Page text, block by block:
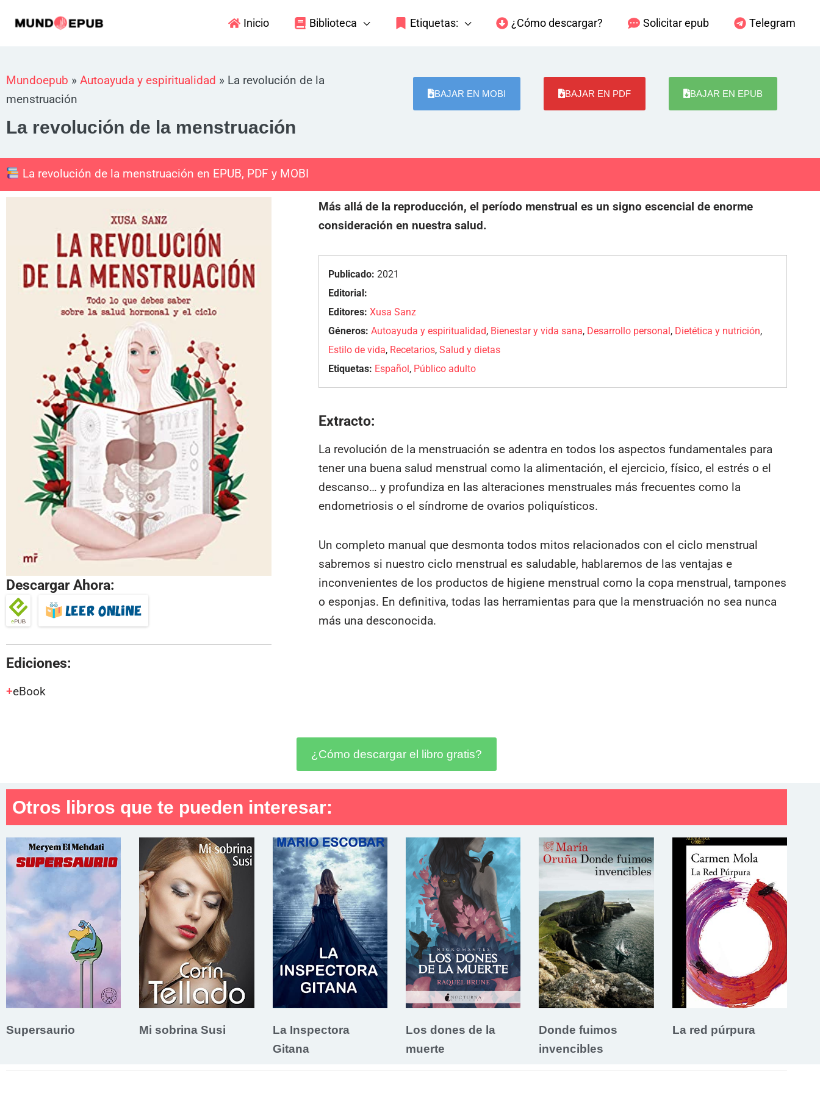
Inicio Biblioteca Etiquetas: ¿Cómo descargar? Solicitar epub Telegram
Mundoepub » Autoayuda y espiritualidad » La revolución de la
menstruación
La revolución de la menstruación
BAJAR EN MOBI BAJAR EN PDF BAJAR EN EPUB
La revolución de la menstruación en EPUB, PDF y MOBI
Descargar Ahora:
Ediciones:
eBook
Más allá de la reproducción, el período menstrual es un signo escencial de enorme
consideración en nuestra salud.
Publicado: 2021
Editorial:
Editores: Xusa Sanz
Géneros: Autoayuda y espiritualidad, Bienestar y vida sana, Desarrollo personal, Dietética y nutrición,
Estilo de vida, Recetarios,Salud y dietas
Etiquetas: Español, Público adulto
Extracto:
La revolución de la menstruación se adentra en todos los aspectos fundamentales para
tener una buena salud menstrual como la alimentación, el ejercicio, físico, el estrés o el
descanso… y profundiza en las alteraciones menstruales más frecuentes como la
endometriosis o el síndrome de ovarios poliquísticos.
Un completo manual que desmonta todos mitos relacionados con el ciclo menstrual
sabremos si nuestro ciclo menstrual es saludable, hablaremos de las ventajas e
inconvenientes de los productos de higiene menstrual como la copa menstrual, tampones
o esponjas. En definitiva, todas las herramientas para que la menstruación no sea nunca
más una desconocida.
¿Cómo descargar el libro gratis?
Otros libros que te pueden interesar:
Supersaurio Mi sobrina Susi
La Inspectora
Gitana
Los dones de la
muerte
Donde fuimos
invencibles
La red púrpura